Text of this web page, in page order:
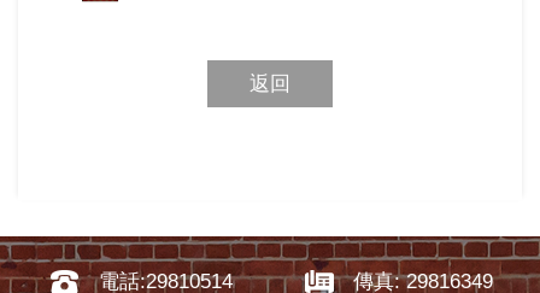
返回
電話:29810514 傳真: 29816349